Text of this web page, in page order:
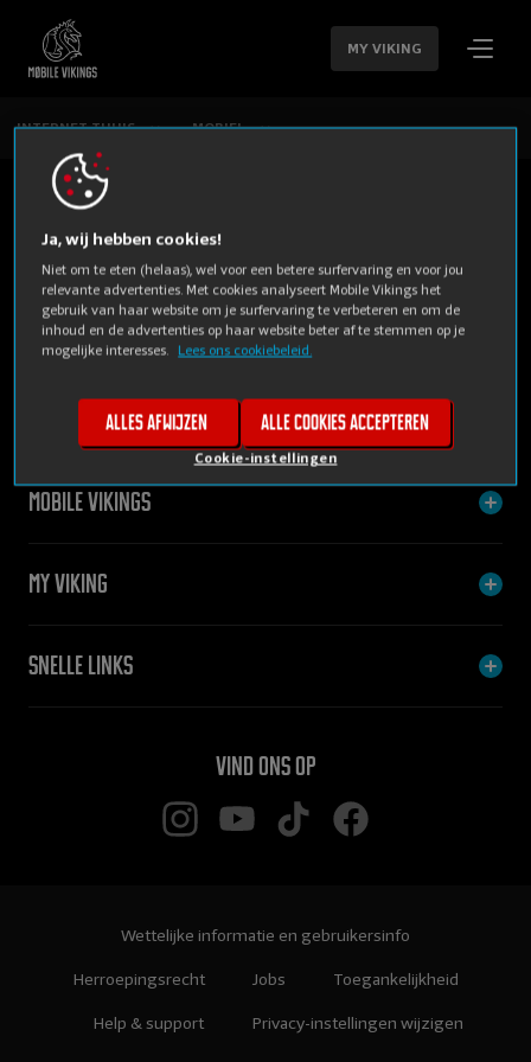
SLA
NAVIGATIE
OVER
MY VIKING
INTERNET THUIS MOBIEL
Mobile Vikings
My Viking
Snelle links
Vind ons op
Wettelijke informatie en gebruikersinfo
Herroepingsrecht Jobs Toegankelijkheid
Help & support Privacy-instellingen wijzigen
Ja, wij hebben cookies!
Niet om te eten (helaas), wel voor een betere surfervaring en voor jou
relevante advertenties. Met cookies analyseert Mobile Vikings het
gebruik van haar website om je surfervaring te verbeteren en om de
inhoud en de advertenties op haar website beter af te stemmen op je
mogelijke interesses.
Lees ons cookiebeleid.
Cookie-instellingen
Alles afwijzen Alle cookies accepteren